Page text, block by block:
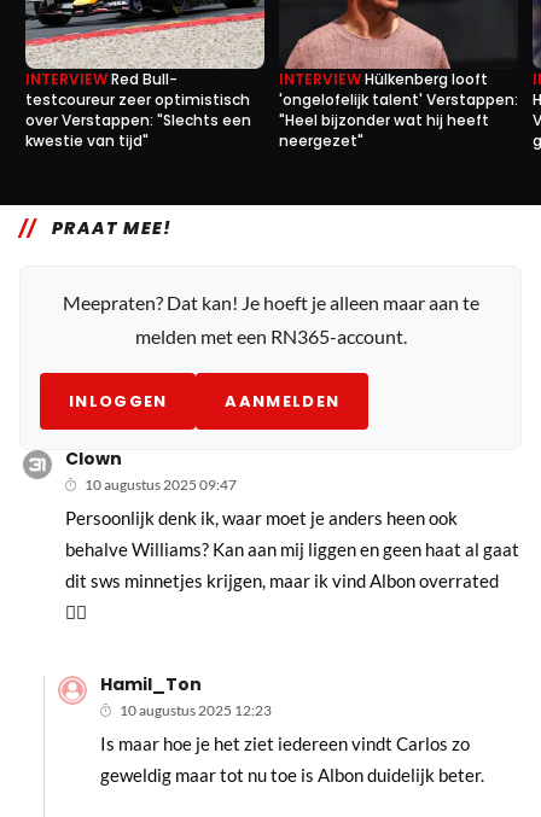
INTERVIEWRed Bull-
testcoureur zeer optimistisch
over Verstappen: "Slechts een
kwestie van tijd"
INTERVIEWHülkenberg looft
'ongelofelijk talent' Verstappen:
"Heel bijzonder wat hij heeft
neergezet"
PRAAT MEE!
Meepraten? Dat kan! Je hoeft je alleen maar aan te
melden met een RN365-account.
INLOGGEN AANMELDEN
Clown
10 augustus 2025 09:47
Persoonlijk denk ik, waar moet je anders heen ook
behalve Williams? Kan aan mij liggen en geen haat al gaat
dit sws minnetjes krijgen, maar ik vind Albon overrated
🤷‍♂️
Hamil_Ton
10 augustus 2025 12:23
Is maar hoe je het ziet iedereen vindt Carlos zo
geweldig maar tot nu toe is Albon duidelijk beter.